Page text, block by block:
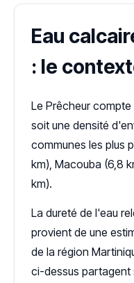
Eau
: le
Le Prêcheur compte
soit une densité
communes les plus
km), Macouba (6,8
km).
La dureté de l'eau
provient de une
de la région
ci-dessus partagent